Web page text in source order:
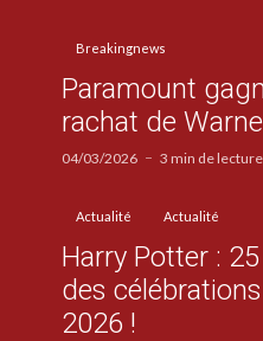
Breakingnews
Paramount
rachat de
04/03/2026 3 min de lecture
Actualité Actualité
Harry Potter :
des
2026 !